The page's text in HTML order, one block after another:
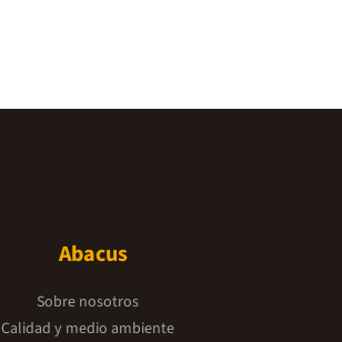
Abacus
Sobre nosotros
Calidad y medio ambiente